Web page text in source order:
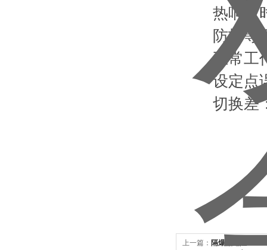
热响应时
防护等
正常工作
设定点误
切换差：
上一篇： 隔爆铂电阻